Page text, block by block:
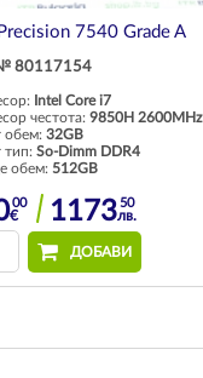
7540 Grade A
80117154
Intel Core i7
честота: 9850H
обем: 32GB
тип: So-Dimm DDR4
обем: 512GB
00
€ 117350
лв.
ДОБАВИ